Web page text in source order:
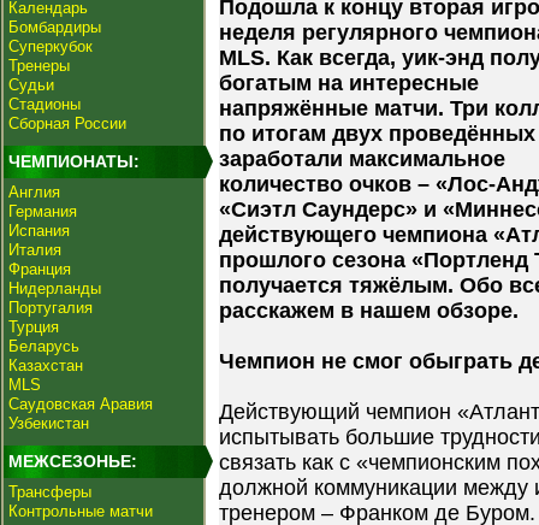
Календарь
Бомбардиры
Суперкубок
Тренеры
Судьи
Стадионы
Сборная России
ЧЕМПИОНАТЫ:
Англия
Германия
Испания
Италия
Франция
Нидерланды
Португалия
Турция
Беларусь
Казахстан
MLS
Саудовская Аравия
Узбекистан
МЕЖСЕЗОНЬЕ:
Трансферы
Контрольные матчи
Подошла к концу вторая
неделя регулярного
MLS. Как всегда, уик-энд
богатым на интересные
напряжённые матчи. Три
по итогам двух проведённых
заработали максимальное
количество очков – «Лос-
«Сиэтл Саундерс» и
действующего чемпиона
прошлого сезона «Портленд
получается тяжёлым. Обо
расскажем в нашем обзоре.
Чемпион не смог обыграть
Действующий чемпион
испытывать большие
связать как с «чемпионским
должной коммуникации между
тренером – Франком де